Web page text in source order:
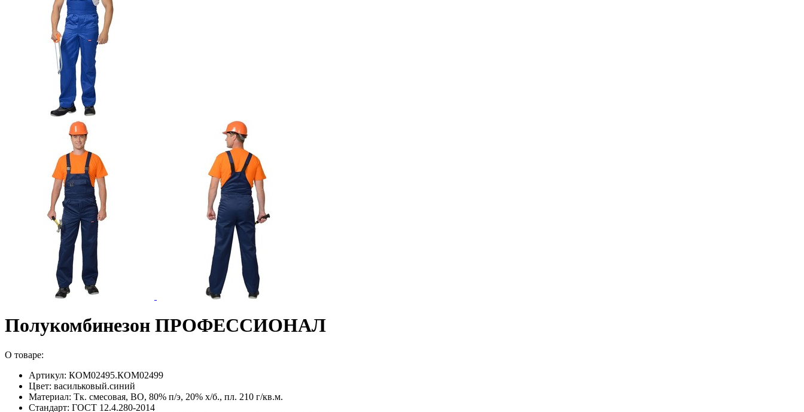
Полукомбинезон ПРОФЕССИОНАЛ
О товаре:
Артикул: КОМ02495.КОМ02499
Цвет: васильковый.синий
Материал: Тк. смесовая, ВО, 80% п/э, 20% х/б., пл. 210 г/кв.м.
Стандарт: ГОСТ 12.4.280-2014